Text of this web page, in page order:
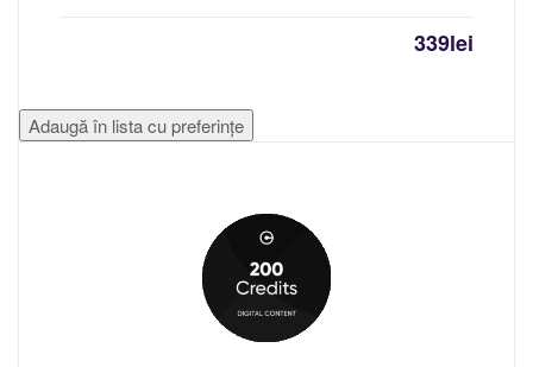
339lei
Adaugă în lista cu preferințe